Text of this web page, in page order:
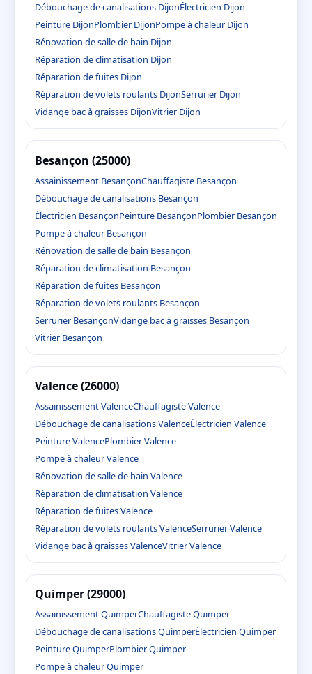
Débouchage de canalisations DijonÉlectricien Dijon
Peinture DijonPlombier DijonPompe à chaleur Dijon
Rénovation de salle de bain Dijon
Réparation de climatisation Dijon
Réparation de fuites Dijon
Réparation de volets roulants DijonSerrurier Dijon
Vidange bac à graisses DijonVitrier Dijon
Besançon (25000)
Assainissement BesançonChauffagiste Besançon
Débouchage de canalisations Besançon
Électricien BesançonPeinture BesançonPlombier Besançon
Pompe à chaleur Besançon
Rénovation de salle de bain Besançon
Réparation de climatisation Besançon
Réparation de fuites Besançon
Réparation de volets roulants Besançon
Serrurier BesançonVidange bac à graisses Besançon
Vitrier Besançon
Valence (26000)
Assainissement ValenceChauffagiste Valence
Débouchage de canalisations ValenceÉlectricien Valence
Peinture ValencePlombier Valence
Pompe à chaleur Valence
Rénovation de salle de bain Valence
Réparation de climatisation Valence
Réparation de fuites Valence
Réparation de volets roulants ValenceSerrurier Valence
Vidange bac à graisses ValenceVitrier Valence
Quimper (29000)
Assainissement QuimperChauffagiste Quimper
Débouchage de canalisations QuimperÉlectricien Quimper
Peinture QuimperPlombier Quimper
Pompe à chaleur Quimper